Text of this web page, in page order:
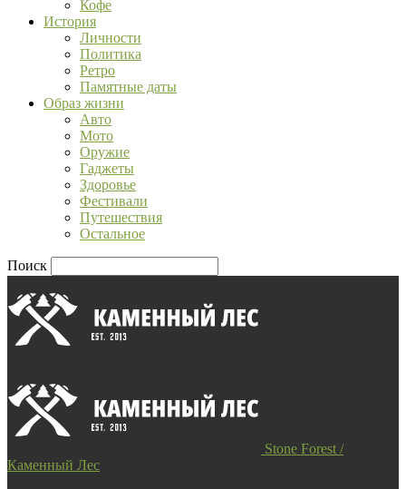
Кофе
История
Личности
Политика
Ретро
Памятные даты
Образ жизни
Авто
Мото
Оружие
Гаджеты
Здоровье
Фестивали
Путешествия
Остальное
Поиск
Stone Forest /
Каменный Лес